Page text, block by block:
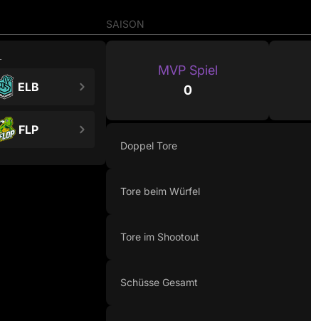
ELB
FLP
SAISON
MVP Spiel
0
Doppel Tore
Tore beim Würfel
Tore im Shootout
Schüsse Gesamt